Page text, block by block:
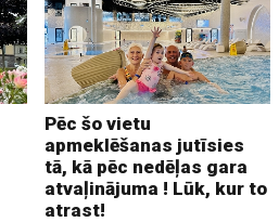
Pēc šo vietu
apmeklēšanas jutīsies
tā, kā pēc nedēļas gara
atvaļinājuma ! Lūk, kur to
atrast!